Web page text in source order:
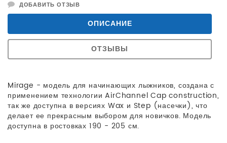
ДОБАВИТЬ ОТЗЫВ
ОПИСАНИЕ
ОТЗЫВЫ
Mirage - модель для начинающих лыжников, создана с
применением технологии AirChannel Cap construction,
так же доступна в версиях Wax и Step (насечки), что
делает ее прекрасным выбором для новичков. Модель
доступна в ростовках 190 - 205 см.